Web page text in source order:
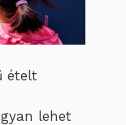
ételt
lehet